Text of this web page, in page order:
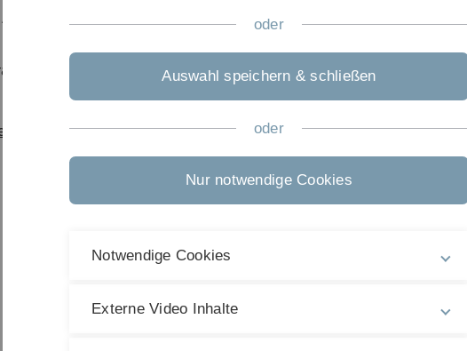
of the conference. It is availablehere(last update: 19.03.23).
(last update: 19.03.23).
oder
Auswahl speichern & schließen
oder
Nur notwendige Cookies
Notwendige Cookies
Externe Video Inhalte